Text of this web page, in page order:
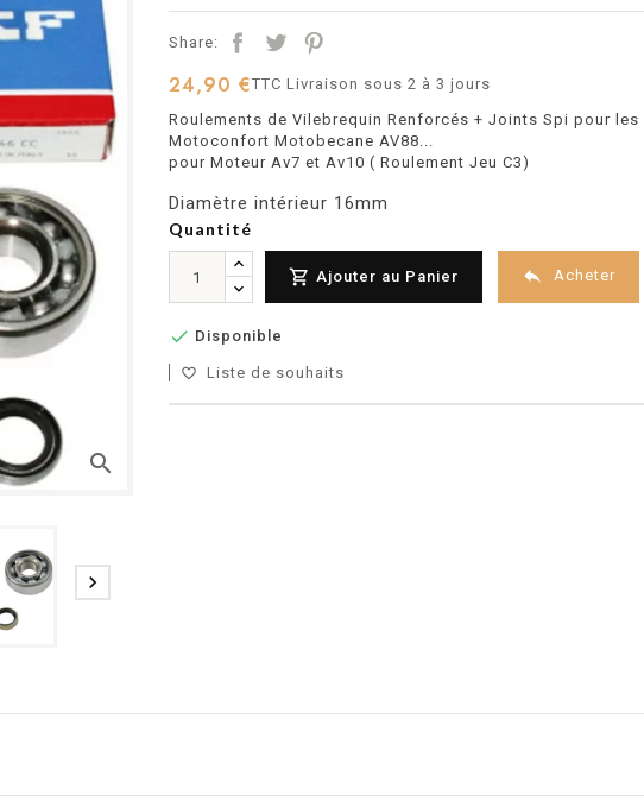
search

Share:
24,90 €TTC Livraison sous 2 à 3 jours
Roulements de Vilebrequin Renforcés + Joints Spi pour les
Motoconfort Motobecane AV88...
pour Moteur Av7 et Av10 ( Roulement Jeu C3)
Diamètre intérieur 16mm
Quantité
 Ajouter au Panier  Acheter
 Disponible
favorite_border Liste de souhaits